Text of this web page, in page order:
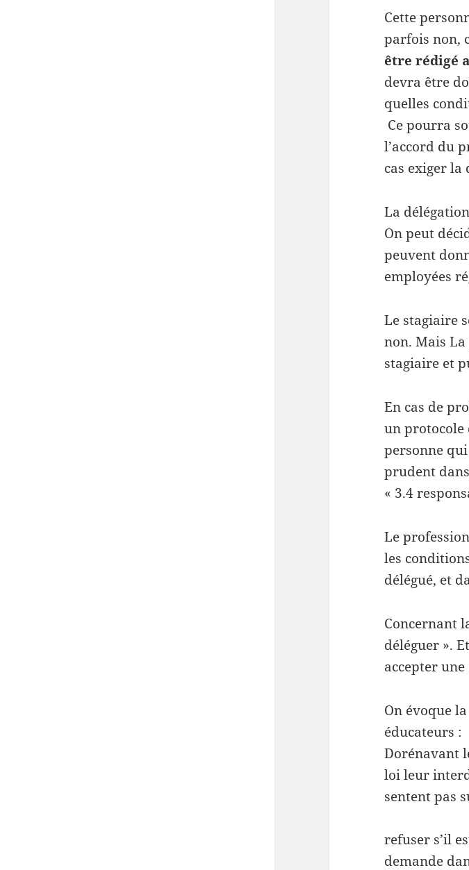
Cette
parfois non,
être rédigé
devra être
quelles
Ce pourra
l’accord du
cas exiger la
La
On peut
peuvent
employées
Le stagiaire
non. Mais
stagiaire et
En cas de
un protocole
personne
prudent
« 3.4
Le
les
délégué, et
Concernant
déléguer ».
accepter
On évoque
Dorénavant
loi leur
sentent pas
-Le
refuser s’il
demande